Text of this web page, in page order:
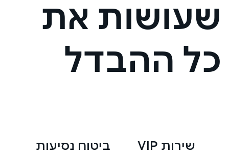
שעושות את
כל ההבדל
שירות VIP
ביטוח נסיעות